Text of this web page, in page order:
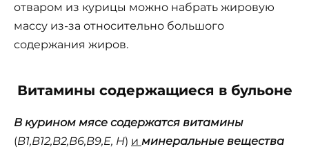
отваром из курицы можно набрать жировую
массу из-за относительно большого
содержания жиров.
Витамины содержащиеся в бульоне
В курином мясе содержатся витамины
(B1,B12,B2,B6,B9,E, H) и минеральные вещества